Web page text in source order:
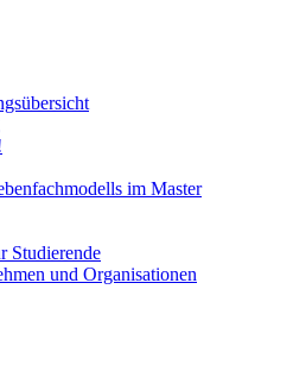
im Master
Studierende
und Organisationen